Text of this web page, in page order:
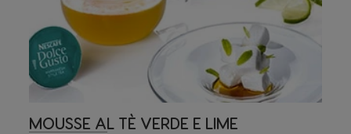
MOUSSE AL TÈ VERDE E LIME